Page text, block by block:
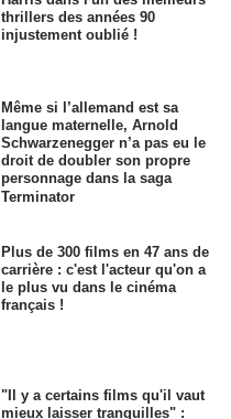
thrillers des années 90
injustement oublié !
Même si l’allemand est sa
langue maternelle, Arnold
Schwarzenegger n’a pas eu le
droit de doubler son propre
personnage dans la saga
Terminator
Plus de 300 films en 47 ans de
carrière : c'est l'acteur qu'on a
le plus vu dans le cinéma
français !
"Il y a certains films qu'il vaut
mieux laisser tranquilles" :